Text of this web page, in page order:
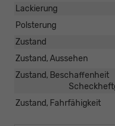
Lackierung
Polsterung
Zustand
Zustand, Aussehen
Zustand, Beschaffenheit
Zustand, Fahrfähigkeit